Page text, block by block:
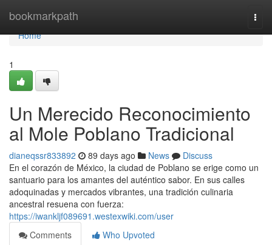
bookmarkpath
Home
Home
1
Un Merecido Reconocimiento
al Mole Poblano Tradicional
dianeqssr833892 89 days ago News
Discuss
En el corazón de México, la ciudad de Poblano se erige como un
santuario para los amantes del auténtico sabor. En sus calles
adoquinadas y mercados vibrantes, una tradición culinaria
ancestral resuena con fuerza:
https://iwankljf089691.westexwiki.com/user
Comments
Who Upvoted